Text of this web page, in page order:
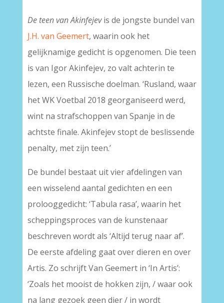
De teen van Akinfejevis de jongste bundel van
J.H. van Geemert, waarin ook het
gelijknamige gedicht is opgenomen. Die teen
is van Igor Akinfejev, zo valt achterin te
lezen, een Russische doelman. ‘Rusland, waar
het WK Voetbal 2018 georganiseerd werd,
wint na strafschoppen van Spanje in de
achtste finale. Akinfejev stopt de beslissende
penalty, met zijn teen.’
De bundel bestaat uit vier afdelingen van
een wisselend aantal gedichten en een
prolooggedicht: ‘Tabula rasa’, waarin het
scheppingsproces van de kunstenaar
beschreven wordt als ‘Altijd terug naar af’.
De eerste afdeling gaat over dieren en over
Artis. Zo schrijft Van Geemert in ‘In Artis’:
‘Zoals het mooist de hokken zijn, / waar ook
na lang gezoek geen dier / in wordt